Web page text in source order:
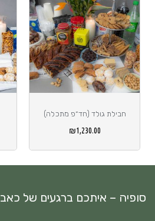
חבילת גולד (חד״פ מתכלה)
₪1,230.00
סופיה – איתכם ברגעים של כאב